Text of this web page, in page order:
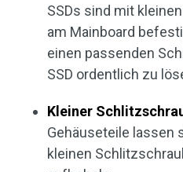
SSDs sind mit
am Mainboard
einen passenden
SSD ordentlich zu
Kleiner
Gehäuseteile lassen
kleinen